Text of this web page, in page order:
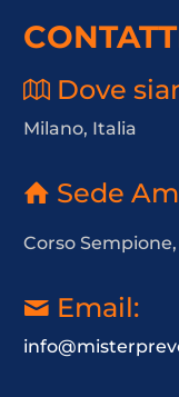
Dove
Milano, Italia
Sede
Corso
Email: